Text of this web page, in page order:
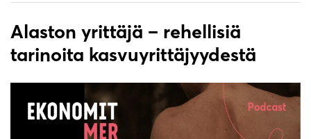
Alaston yrittäjä – rehellisiä
tarinoita kasvuyrittäjyydestä